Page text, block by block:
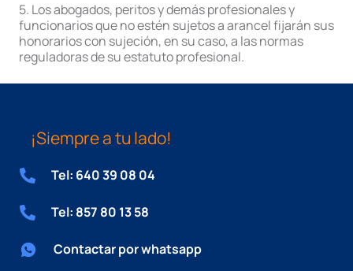
5. Los abogados, peritos y demás profesionales y
funcionarios que no estén sujetos a arancel fijarán sus
honorarios con sujeción, en su caso, a las normas
reguladoras de su estatuto profesional.
¡Siempre a tu lado!
Tel: 640 39 08 04
Tel: 857 80 13 58
Contactar por whatsapp